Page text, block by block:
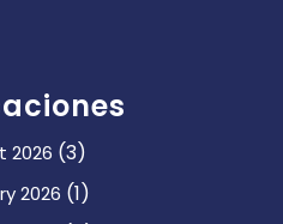
2026 (3)
2026 (1)